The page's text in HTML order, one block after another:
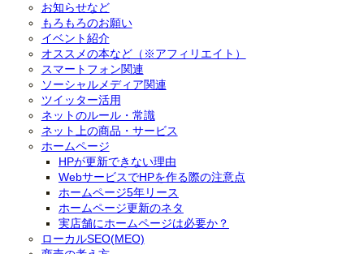
お知らせなど
もろもろのお願い
イベント紹介
オススメの本など（※アフィリエイト）
スマートフォン関連
ソーシャルメディア関連
ツイッター活用
ネットのルール・常識
ネット上の商品・サービス
ホームページ
HPが更新できない理由
WebサービスでHPを作る際の注意点
ホームページ5年リース
ホームページ更新のネタ
実店舗にホームページは必要か？
ローカルSEO(MEO)